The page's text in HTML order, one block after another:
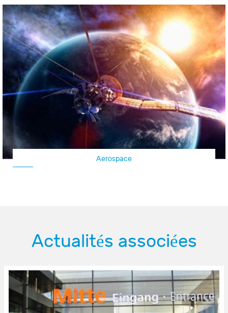
Aerospace
Actualités associées